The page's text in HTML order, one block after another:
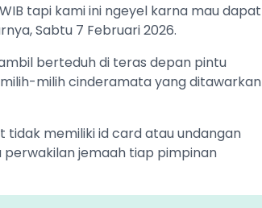
tapi kami ini ngeyel karna mau dapat
Sabtu 7 Februari 2026.
berteduh di teras depan pintu
milih cinderamata yang ditawarkan
tidak memiliki id card atau undangan
perwakilan jemaah tiap pimpinan